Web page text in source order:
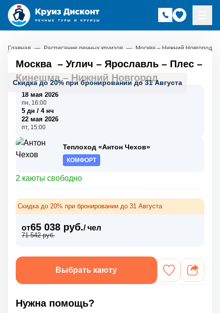
Главная — Расписание речных круизов — Москва – Нижний Новгород
Скидка до 20% при бронировании до 31 Августа
Москва – Углич – Ярославль – Плес –
Кинешма– Нижний Новгород
18 мая 2026
пн, 16:00
5 дн / 4 нч
22 мая 2026
пт, 15:00
Теплоход «Антон Чехов»
КОМФОРТ
2 каюты свободно
Скидка до 20% при бронировании до 31 Августа
от65 038 руб./ чел
71 542 руб.
Выбрать каюту
Нужна помощь?